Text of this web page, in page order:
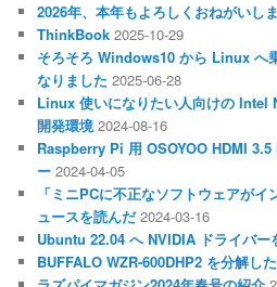
2026年、本年もよろしくおねがいし
ThinkBook 2025-10-29
そろそろ Windows10 から Linux へ
なりました 2025-06-28
Linux 使いになりたい人向けの Intel
開発環境 2024-08-16
Raspberry Pi 用 OSOYOO HDMI
ー 2024-04-05
「ミニPCに不正なソフトウェアが
ュースを読んだ 2024-03-16
Ubuntu 22.04 へ NVIDIA ドライバー
BUFFALO WZR-600DHP2 を分解し